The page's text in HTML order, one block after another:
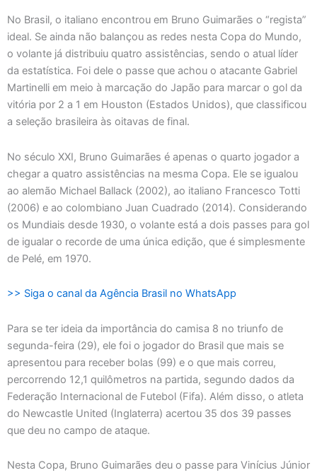
No Brasil, o italiano encontrou em Bruno Guimarães o “regista”
ideal. Se ainda não balançou as redes nesta Copa do Mundo,
o volante já distribuiu quatro assistências, sendo o atual líder
da estatística. Foi dele o passe que achou o atacante Gabriel
Martinelli em meio à marcação do Japão para marcar o gol da
vitória por 2 a 1 em Houston (Estados Unidos), que classificou
a seleção brasileira às oitavas de final.
No século XXI, Bruno Guimarães é apenas o quarto jogador a
chegar a quatro assistências na mesma Copa. Ele se igualou
ao alemão Michael Ballack (2002), ao italiano Francesco Totti
(2006) e ao colombiano Juan Cuadrado (2014). Considerando
os Mundiais desde 1930, o volante está a dois passes para gol
de igualar o recorde de uma única edição, que é simplesmente
de Pelé, em 1970.
>> Siga o canal da Agência Brasil no WhatsApp
Para se ter ideia da importância do camisa 8 no triunfo de
segunda-feira (29), ele foi o jogador do Brasil que mais se
apresentou para receber bolas (99) e o que mais correu,
percorrendo 12,1 quilômetros na partida, segundo dados da
Federação Internacional de Futebol (Fifa). Além disso, o atleta
do Newcastle United (Inglaterra) acertou 35 dos 39 passes
que deu no campo de ataque.
Nesta Copa, Bruno Guimarães deu o passe para Vinícius Júnior